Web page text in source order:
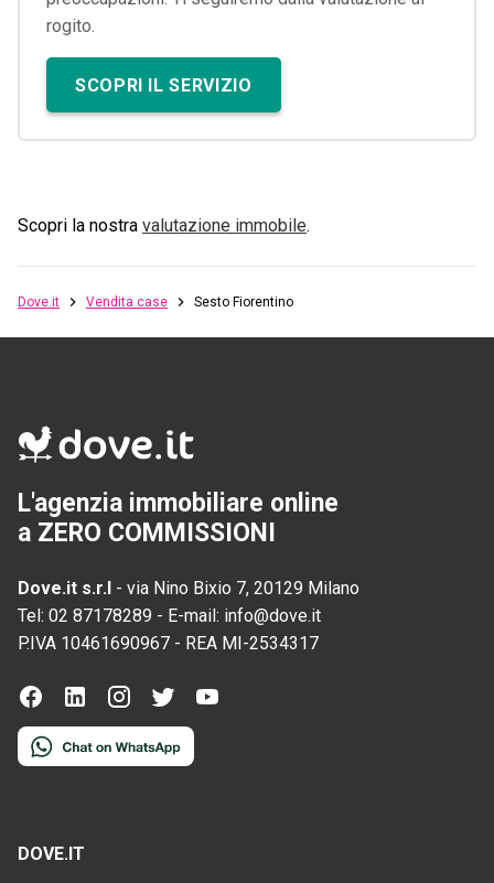
rogito.
SCOPRI IL SERVIZIO
Scopri la nostra valutazione immobile.
Dove.it Vendita case Sesto Fiorentino
L'agenzia immobiliare online
a ZERO COMMISSIONI
Dove.it s.r.l - via Nino Bixio 7, 20129 Milano
Tel: 02 87178289 - E-mail: info@dove.it
P.IVA 10461690967 - REA MI-2534317
DOVE.IT